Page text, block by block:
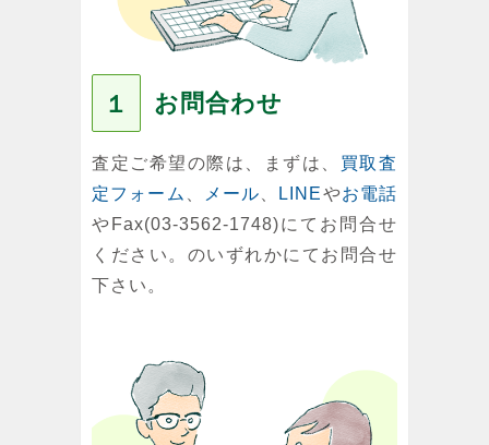
１ お問合わせ
査定ご希望の際は、まずは、 買取査
定フォーム
メール LINEやお電話
やFax(03-3562-1748)にてお問合せ
ください。のいずれかにてお問合せ
下さい。